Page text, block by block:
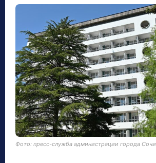
Фото: пресс-служба администрации города Сочи